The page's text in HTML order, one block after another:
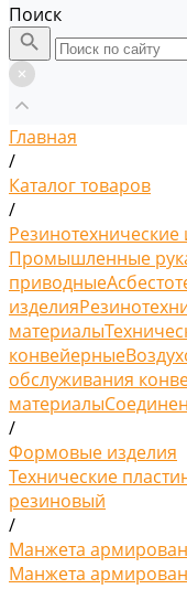
Поиск
Главная
/
Каталог товаров
/
Резинотехнические
Промышленные
приводные
изделия
материалы
конвейерные
обслуживания
материалы
/
Формовые изделия
Технические
резиновый
/
Манжета
Манжета